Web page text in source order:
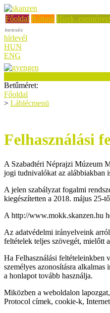
Főoldal Rólunk Hírek,
hírlevél
HUN
ENG
Betűméret:
Főoldal
> Láblécmenü
Felhasználási
A Szabadtéri Néprajzi Múzeum
jogi tudnivalókat az alábbiakban
A jelen szabályzat fogalmi
kiegészítetten a 2018. május 25-
A http://www.mokk.skanzen.hu
Az adatvédelmi irányelveink
feltételek teljes szövegét, mielőtt
Ha Felhasználási feltételeinkben
személyes azonosításra
a honlapot tovább használja.
Miközben a weboldalon
Protocol címek, cookie-k,